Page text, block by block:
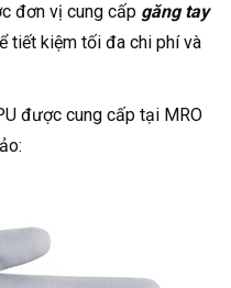
đơn vị cung cấp găng tay
tiết kiệm tối đa chi phí và
được cung cấp tại MRO